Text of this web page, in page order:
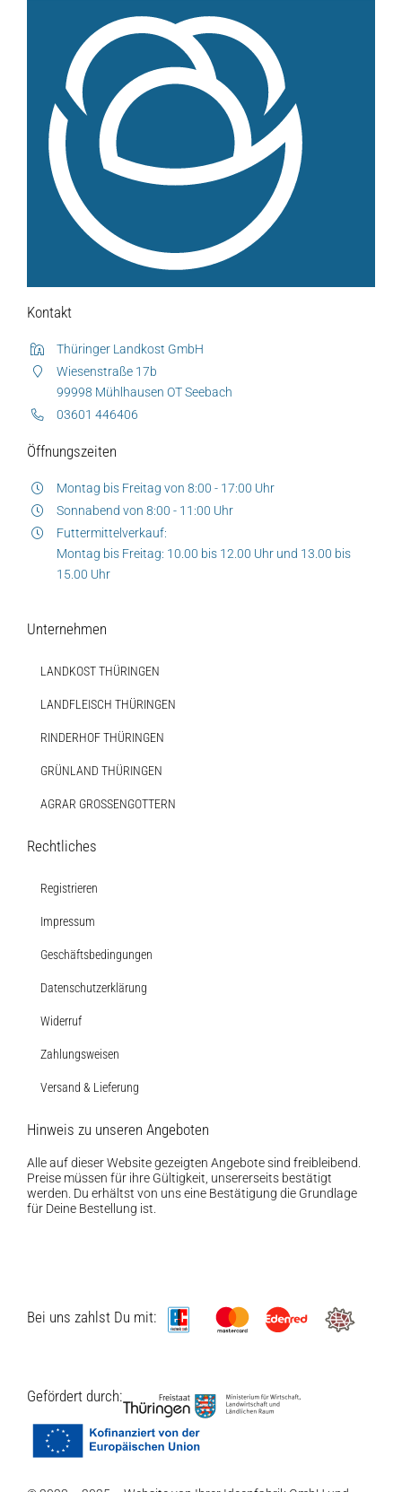
Kontakt
Thüringer Landkost GmbH
Wiesenstraße 17b
99998 Mühlhausen OT Seebach
03601 446406
Öffnungszeiten
Montag bis Freitag von 8:00 - 17:00 Uhr
Sonnabend von 8:00 - 11:00 Uhr
Futtermittelverkauf:
Montag bis Freitag: 10.00 bis 12.00 Uhr und 13.00 bis
15.00 Uhr
Unternehmen
LANDKOST THÜRINGEN
LANDFLEISCH THÜRINGEN
RINDERHOF THÜRINGEN
GRÜNLAND THÜRINGEN
AGRAR GROSSENGOTTERN
Rechtliches
Registrieren
Impressum
Geschäftsbedingungen
Datenschutzerklärung
Widerruf
Zahlungsweisen
Versand & Lieferung
Hinweis zu unseren Angeboten
Alle auf dieser Website gezeigten Angebote sind freibleibend.
Preise müssen für ihre Gültigkeit, unsererseits bestätigt
werden. Du erhältst von uns eine Bestätigung die Grundlage
für Deine Bestellung ist.
Bei uns zahlst Du mit:
Gefördert durch:
Verkaufswagen-Tour
Weitere Verkaufsstellen
Über uns
Unsere Marken-Familie